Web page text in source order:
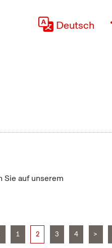
Deutsch
auf unserem
1 2 3 4 >